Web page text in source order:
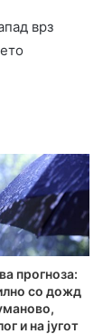
врз
прогноза:
со дожд
и на југот